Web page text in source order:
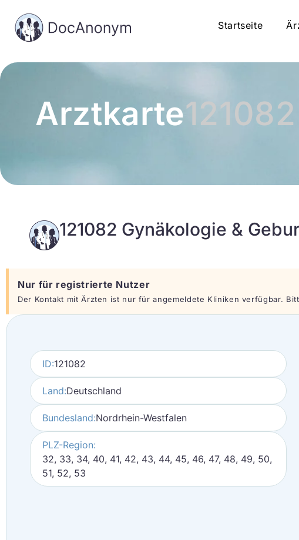
Startseite
Arztkarte121082
121082 Gynäkologie &
Nur für registrierte Nutzer
Der Kontakt mit Ärzten ist nur für angemeldete Kliniken verfügbar.
ID:121082
Land:Deutschland
Bundesland:Nordrhein-Westfalen
PLZ-Region:
32, 33, 34, 40, 41, 42, 43, 44, 45, 46, 47, 48, 49, 50,
51, 52, 53